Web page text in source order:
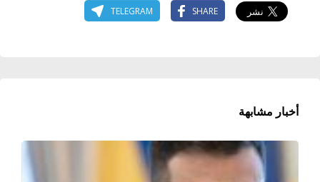
SHARE
TELEGRAM
أخبار مشابهة